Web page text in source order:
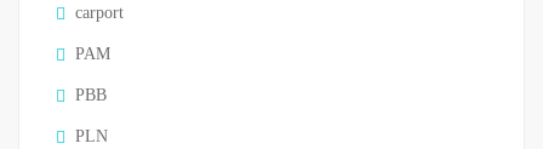
carport
PAM
PBB
PLN